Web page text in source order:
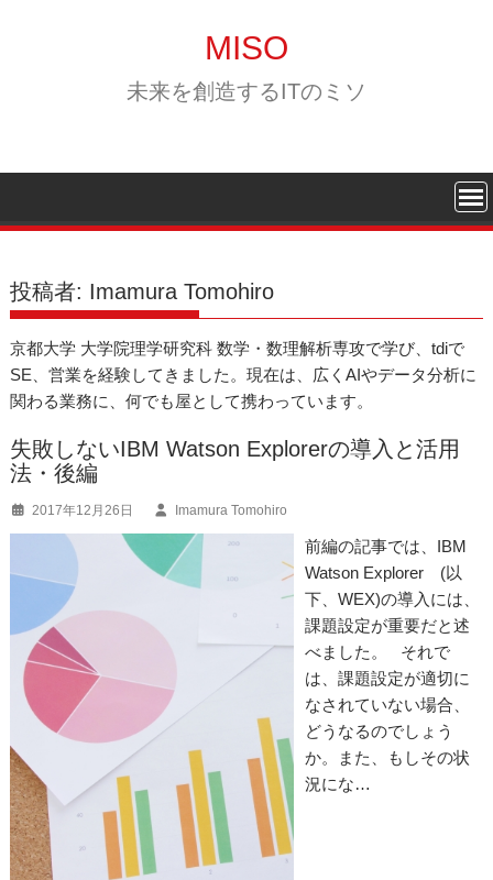
MISO
未来を創造するITのミソ
投稿者: Imamura Tomohiro
京都大学 大学院理学研究科 数学・数理解析専攻で学び、tdiで
SE、営業を経験してきました。現在は、広くAIやデータ分析に
関わる業務に、何でも屋として携わっています。
失敗しないIBM Watson Explorerの導入と活用
法・後編
2017年12月26日 Imamura Tomohiro
前編の記事では、IBM
Watson Explorer (以
下、WEX)の導入には、
課題設定が重要だと述
べました。 それで
は、課題設定が適切に
なされていない場合、
どうなるのでしょう
か。また、もしその状
況にな…